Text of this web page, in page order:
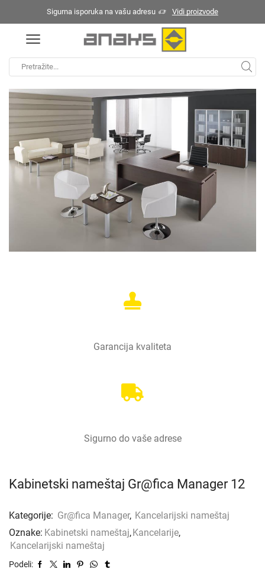
Sigurna isporuka na vašu adresu Vidi proizvode
Početna / Kancelarijski nameštaj /
Garancija kvaliteta
Sigurno do vaše adrese
Kabinetski nameštaj Gr@fica Manager 12
Kategorije: Gr@fica Manager, Kancelarijski nameštaj
Oznake: Kabinetski nameštaj,Kancelarije,
Kancelarijski nameštaj
Podeli: